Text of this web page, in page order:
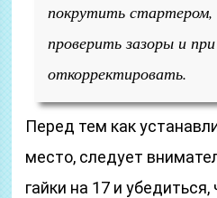
покрутить стартером,
проверить зазоры и
откорректировать.
Перед тем как
место, следует
гайки на 17 и убедиться,